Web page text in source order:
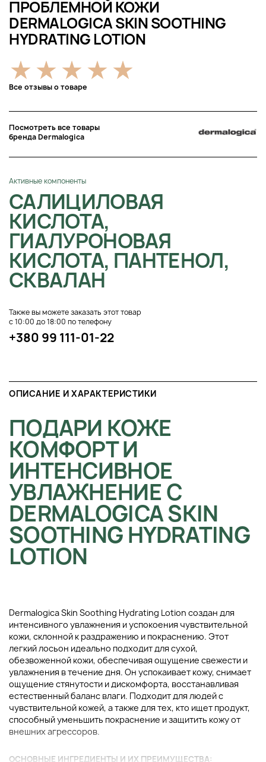
ПРОБЛЕМНОЙ КОЖИ
DERMALOGICA SKIN SOOTHING
HYDRATING LOTION
Все отзывы о товаре
Посмотреть все товары
бренда Dermalogica
Активные компоненты
САЛИЦИЛОВАЯ
КИСЛОТА,
ГИАЛУРОНОВАЯ
КИСЛОТА, ПАНТЕНОЛ,
СКВАЛАН
Также вы можете заказать этот товар
с 10:00 до 18:00 по телефону
+380 99 111-01-22
ОПИСАНИЕ И ХАРАКТЕРИСТИКИ
ПОДАРИ КОЖЕ
КОМФОРТ И
ИНТЕНСИВНОЕ
УВЛАЖНЕНИЕ С
DERMALOGICA SKIN
SOOTHING HYDRATING
LOTION
Dermalogica Skin Soothing Hydrating Lotion создан для
интенсивного увлажнения и успокоения чувствительной
кожи, склонной к раздражению и покраснению. Этот
легкий лосьон идеально подходит для сухой,
обезвоженной кожи, обеспечивая ощущение свежести и
увлажнения в течение дня. Он успокаивает кожу, снимает
ощущение стянутости и дискомфорта, восстанавливая
естественный баланс влаги. Подходит для людей с
чувствительной кожей, а также для тех, кто ищет продукт,
способный уменьшить покраснение и защитить кожу от
внешних агрессоров.
ОСНОВНЫЕ ИНГРЕДИЕНТЫ И ИХ ПРЕИМУЩЕСТВА: